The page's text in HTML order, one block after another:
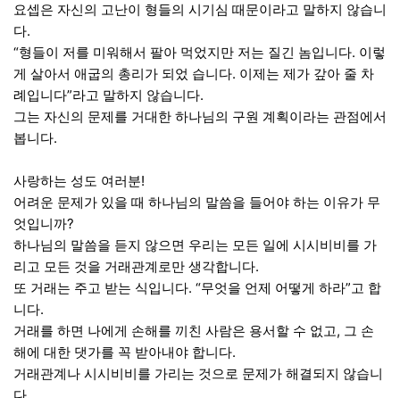
요셉은 자신의 고난이 형들의 시기심 때문이라고 말하지 않습니
다.
“형들이 저를 미워해서 팔아 먹었지만 저는 질긴 놈입니다. 이렇
게 살아서 애굽의 총리가 되었 습니다. 이제는 제가 갚아 줄 차
례입니다”라고 말하지 않습니다.
그는 자신의 문제를 거대한 하나님의 구원 계획이라는 관점에서
봅니다.
사랑하는 성도 여러분!
어려운 문제가 있을 때 하나님의 말씀을 들어야 하는 이유가 무
엇입니까?
하나님의 말씀을 듣지 않으면 우리는 모든 일에 시시비비를 가
리고 모든 것을 거래관계로만 생각합니다.
또 거래는 주고 받는 식입니다. “무엇을 언제 어떻게 하라”고 합
니다.
거래를 하면 나에게 손해를 끼친 사람은 용서할 수 없고, 그 손
해에 대한 댓가를 꼭 받아내야 합니다.
거래관계나 시시비비를 가리는 것으로 문제가 해결되지 않습니